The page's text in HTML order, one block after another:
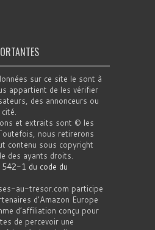
sur ce site le sont à
appartient de les vérifier
des annonceurs ou
et extraits sont © les
nous retirerons
contenu sous copyright
des ayants droits.
1 du code du
au-tresor.com participe
d’Amazon Europe
d’affiliation conçu pour
de percevoir une